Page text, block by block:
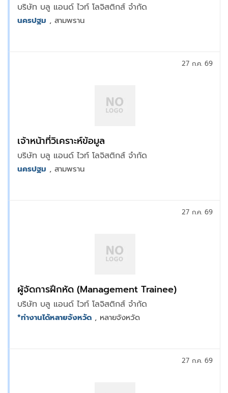
บริษัท บลู แอนด์ ไวท์ โลจิสติกส์ จำกัด
นครปฐม , สามพราน
เจ้าหน้าที่วิเคราะห์ข้อมูล
บริษัท บลู แอนด์ ไวท์ โลจิสติกส์ จำกัด
27 ก.ค. 69
นครปฐม , สามพราน
ผู้จัดการฝึกหัด (Management Trainee)
บริษัท บลู แอนด์ ไวท์ โลจิสติกส์ จำกัด
27 ก.ค. 69
*ทำงานได้หลายจังหวัด , หลายจังหวัด
27 ก.ค. 69